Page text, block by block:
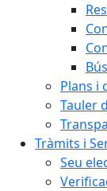
Plans i
Tauler
Tràmits i
Seu